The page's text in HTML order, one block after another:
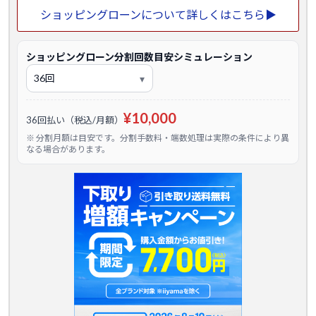
ショッピングローンについて詳しくはこちら▶
ショッピングローン分割回数目安シミュレーション
36回払い（税込/月額） ¥10,000
※ 分割月額は目安です。分割手数料・端数処理は実際の条件により異
なる場合があります。